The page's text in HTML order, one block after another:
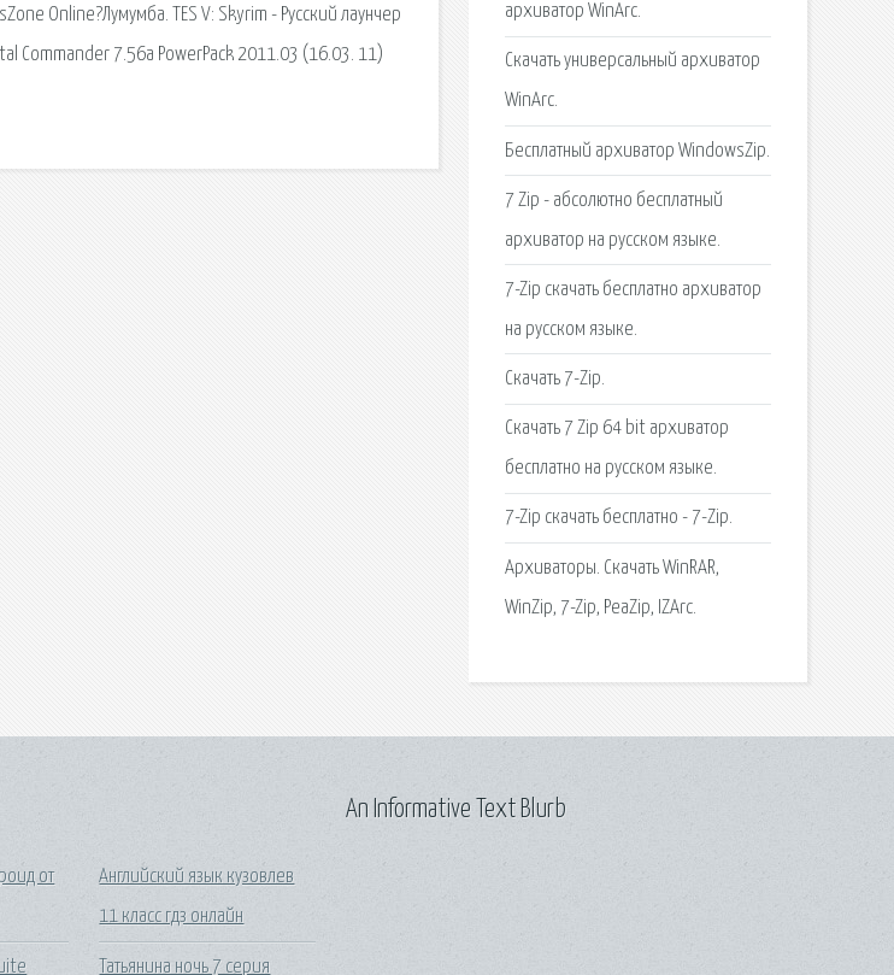
Online?Лумумба. TES V: Skyrim - Русский лаунчер
Commander 7.56a PowerPack 2011.03 (16.03. 11)
архиватор WinArc.
Скачать универсальный архиватор
WinArc.
Бесплатный архиватор WindowsZip.
7 Zip - абсолютно бесплатный
архиватор на русском языке.
7-Zip скачать бесплатно архиватор
на русском языке.
Скачать 7-Zip.
Скачать 7 Zip 64 bit архиватор
бесплатно на русском языке.
7-Zip скачать бесплатно - 7-Zip.
Архиваторы. Скачать WinRAR,
WinZip, 7-Zip, PeaZip, IZArc.
от
Английский язык кузовлев
11 класс гдз онлайн
Татьянина ночь 7 серия
An Informative Text Blurb